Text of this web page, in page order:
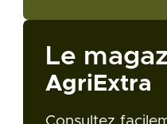
Le
AgriExtra